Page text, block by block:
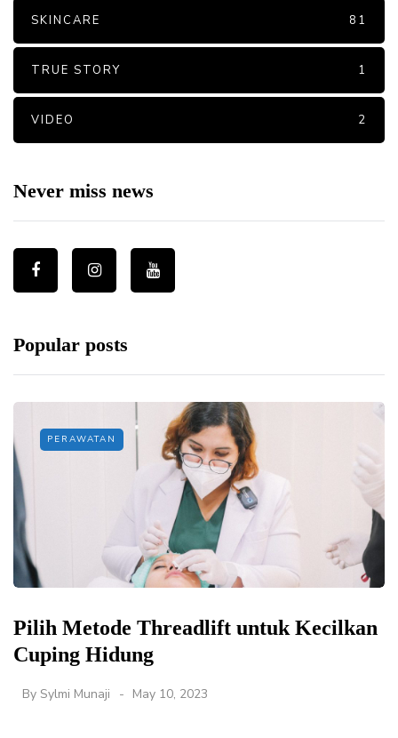
SKINCARE 81
TRUE STORY 1
VIDEO 2
Never miss news
Popular posts
PERAWATAN
Pilih Metode Threadlift untuk Kecilkan
Cuping Hidung
By Sylmi Munaji May 10, 2023